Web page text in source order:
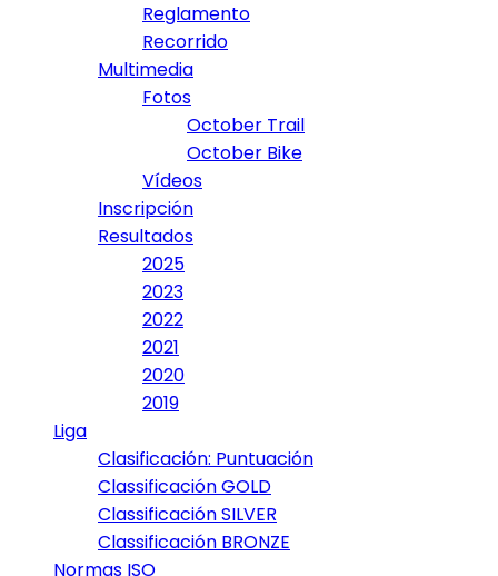
Reglamento
Recorrido
Multimedia
Fotos
October Trail
October Bike
Vídeos
Inscripción
Resultados
2025
2023
2022
2021
2020
2019
Liga
Clasificación: Puntuación
Classificación GOLD
Classificación SILVER
Classificación BRONZE
Normas ISO